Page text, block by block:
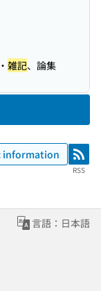
雑記、論集
information RSS
RSS
言語：日本語